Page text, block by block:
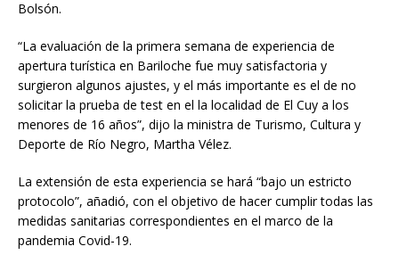
Bolsón.
“La evaluación de la primera semana de experiencia de
apertura turística en Bariloche fue muy satisfactoria y
surgieron algunos ajustes, y el más importante es el de no
solicitar la prueba de test en el la localidad de El Cuy a los
menores de 16 años”, dijo la ministra de Turismo, Cultura y
Deporte de Río Negro, Martha Vélez.
La extensión de esta experiencia se hará “bajo un estricto
protocolo”, añadió, con el objetivo de hacer cumplir todas las
medidas sanitarias correspondientes en el marco de la
pandemia Covid-19.